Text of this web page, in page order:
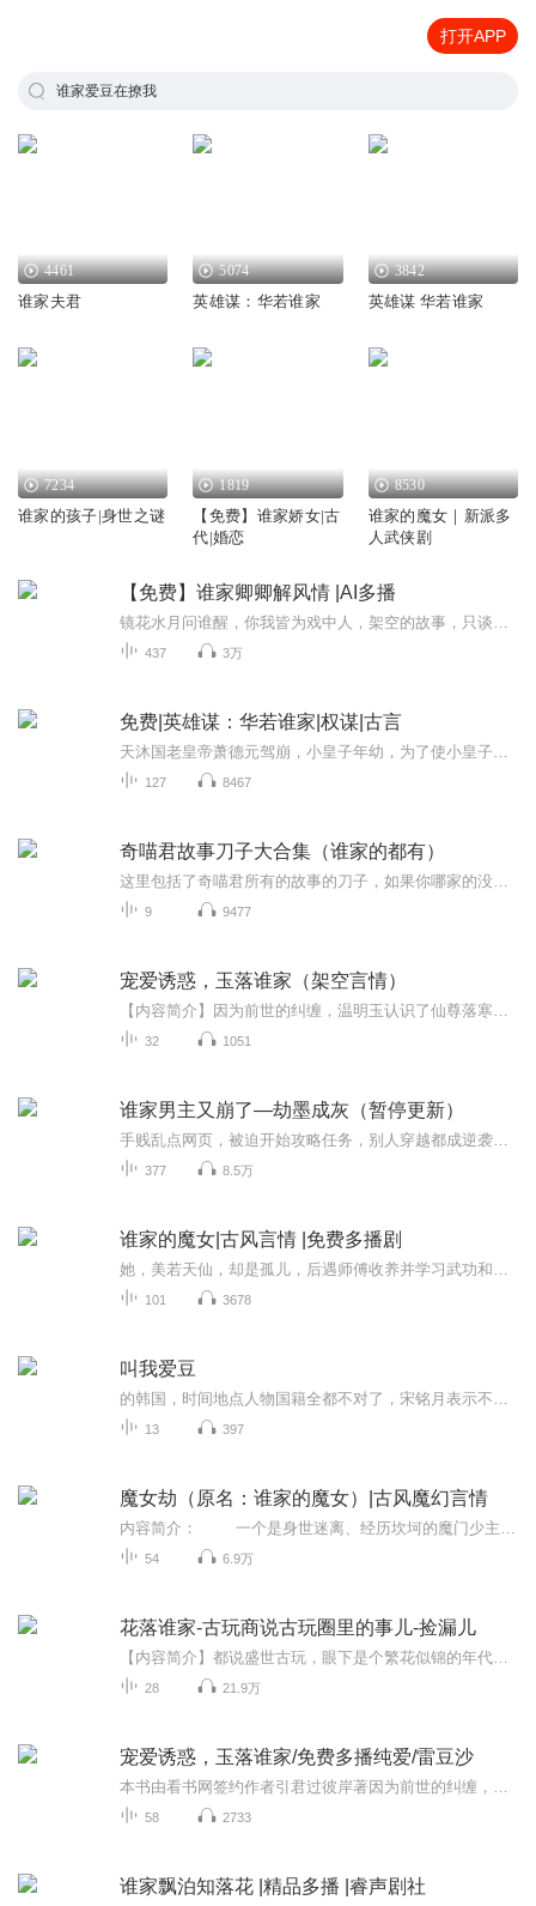
打开APP
谁家爱豆在撩我
4461
谁家夫君
5074
英雄谋：华若谁家
3842
英雄谋 华若谁家
7234
谁家的孩子|身世之谜
1819
【免费】谁家娇女|古
代|婚恋
8530
谁家的魔女｜新派多
人武侠剧
【免费】谁家卿卿解风情 |AI多播
437 3万
免费|英雄谋：华若谁家|权谋|古言
127 8467
奇喵君故事刀子大合集（谁家的都有）
9 9477
宠爱诱惑，玉落谁家（架空言情）
32 1051
谁家男主又崩了—劫墨成灰（暂停更新）
377 8.5万
谁家的魔女|古风言情 |免费多播剧
101 3678
叫我爱豆
13 397
魔女劫（原名：谁家的魔女）|古风魔幻言情
54 6.9万
花落谁家-古玩商说古玩圈里的事儿-捡漏儿
28 21.9万
宠爱诱惑，玉落谁家/免费多播纯爱/雷豆沙
58 2733
谁家飘泊知落花 |精品多播 |睿声剧社